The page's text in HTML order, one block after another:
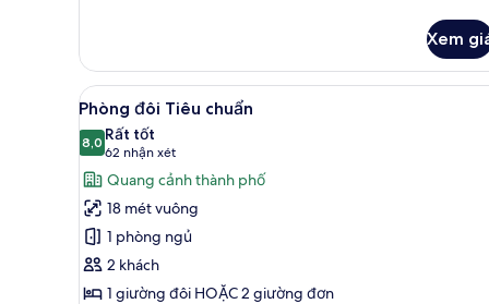
Phòng
Superior
Xem
Xem
tất
cả
ảnh
Phòng
đôi
Tiêu
chuẩn
Phòng đôi Tiêu chuẩn | Két
9
Phòng đôi Tiêu chuẩn
8,08,0 trên 10
Rất tốt
62 nhận xét
(62
nhận
xét)
Quang cảnh thành phố
18 mét vuông
1 phòng ngủ
2 khách
1 giường đôi HOẶC 2 giường đơn